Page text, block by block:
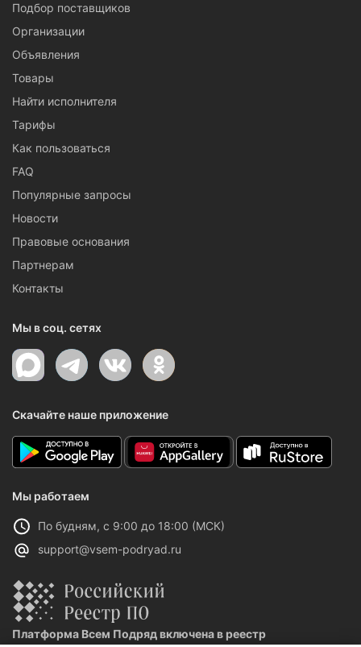
Подбор поставщиков
Организации
Объявления
Товары
Найти исполнителя
Тарифы
Как пользоваться
FAQ
Популярные запросы
Новости
Правовые основания
Партнерам
Контакты
Мы в соц. сетях
Скачайте наше приложение
Мы работаем
По будням, с 9:00 до 18:00 (МСК)
support@vsem-podryad.ru
Платформа Всем Подряд включена в реестр